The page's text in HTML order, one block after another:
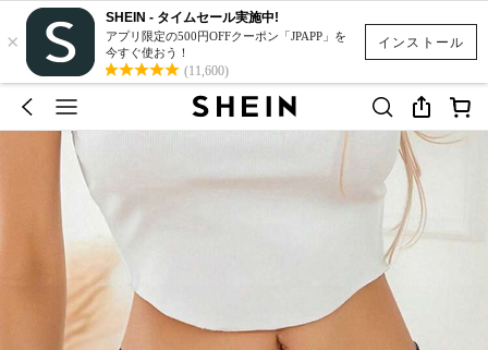
インストール
×
SHEIN - タイムセール実施中!
アプリ限定の500円OFFクーポン「JPAPP」を
今すぐ使おう！
(11,600)